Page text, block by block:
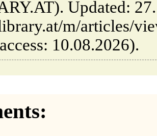
Updated:
m/articles/
10.08.2026).